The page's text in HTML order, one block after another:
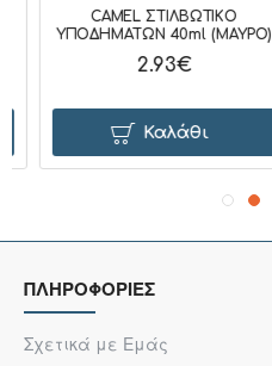
CAMEL ΣΤΙΛΒΩΤΙΚΟ
ΥΠΟΔΗΜΑΤΩΝ 40ml (ΜΑΥΡΟ)
2.93€
Καλάθι
ΠΛΗΡΟΦΟΡΙΕΣ
Σχετικά με Εμάς